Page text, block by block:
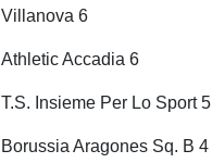
Villanova 6
Athletic Accadia 6
T.S. Insieme Per Lo Sport 5
Borussia Aragones Sq. B 4